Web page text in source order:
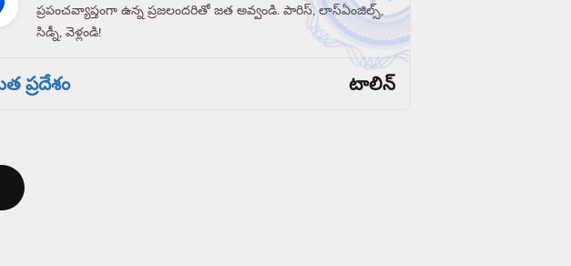
ప్రపంచవ్యాప్తంగా ఉన్న ప్రజలందరితో జత అవ్వండి. పారిస్, లాస్‌ఏంజిల్స్,
సిడ్నీ, వెళ్లండి!
ప్రదేశం టాలిన్